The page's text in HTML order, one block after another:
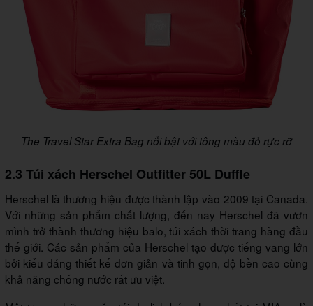
The Travel Star Extra Bag nổi bật với tông màu đỏ rực rỡ
2.3 Túi xách Herschel Outfitter 50L Duffle
Herschel là thương hiệu được thành lập vào 2009 tại Canada.
Với những sản phẩm chất lượng, đến nay Herschel đã vươn
mình trở thành thương hiệu balo, túi xách thời trang hàng đầu
thế giới. Các sản phẩm của Herschel tạo được tiếng vang lớn
bởi kiểu dáng thiết kế đơn giản và tinh gọn, độ bền cao cùng
khả năng chống nước rất ưu việt.